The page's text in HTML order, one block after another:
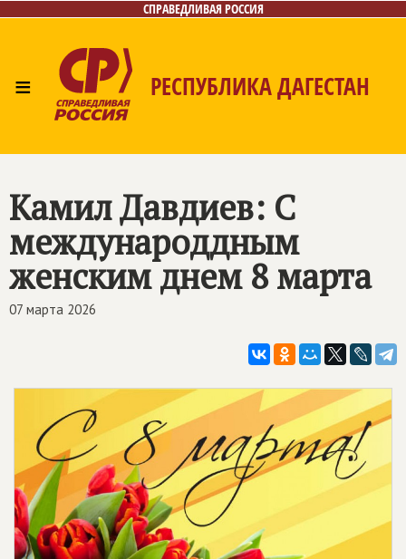
СПРАВЕДЛИВАЯ РОССИЯ
≡ РЕСПУБЛИКА ДАГЕСТАН
Камил Давдиев: С
международдным
женским днем 8 марта
07 марта 2026